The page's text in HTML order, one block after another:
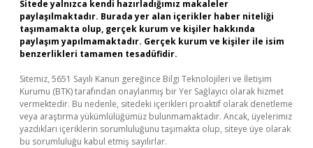
Sitede yalnızca kendi hazırladığımız makaleler
paylaşılmaktadır. Burada yer alan içerikler haber niteliği
taşımamakta olup, gerçek kurum ve kişiler hakkında
paylaşım yapılmamaktadır. Gerçek kurum ve kişiler ile isim
benzerlikleri tamamen tesadüfidir.
Sitemiz, 5651 Sayılı Kanun gereğince Bilgi Teknolojileri ve İletişim
Kurumu (BTK) tarafından onaylanmış bir Yer Sağlayıcı olarak hizmet
vermektedir. Bu nedenle, sitedeki içerikleri proaktif olarak denetleme
veya araştırma yükümlülüğümüz bulunmamaktadır. Ancak, üyelerimiz
yazdıkları içeriklerin sorumluluğunu taşımakta olup, siteye üye olarak
bu sorumluluğu kabul etmiş sayılırlar.